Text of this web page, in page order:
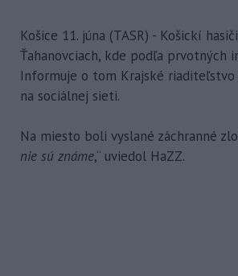
Košice 11. júna (TASR) - Košickí
Ťahanovciach, kde podľa prvotných
Informuje o tom Krajské riaditeľstvo
na sociálnej sieti.
Na miesto boli vyslané záchranné
nie sú známe,“ uviedol HaZZ.